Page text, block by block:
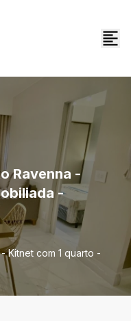
Ravenna -
-
Kitnet com 1 quarto -